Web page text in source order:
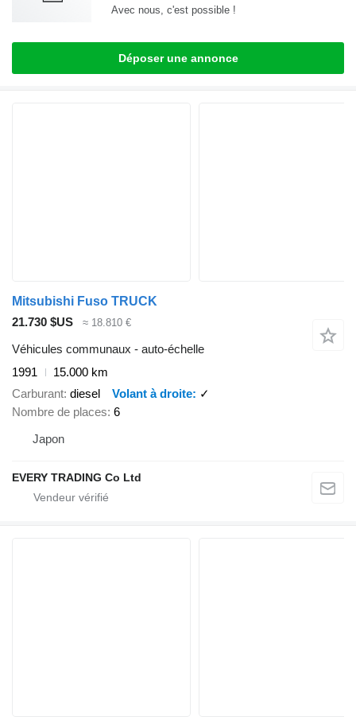
Avec nous, c'est possible !
Déposer une annonce
Mitsubishi Fuso TRUCK
21.730 $US
≈ 18.810 €
Véhicules communaux - auto-échelle
1991
15.000 km
Carburant diesel Volant à droite
✓
Nombre de places 6
Japon
EVERY TRADING Co Ltd